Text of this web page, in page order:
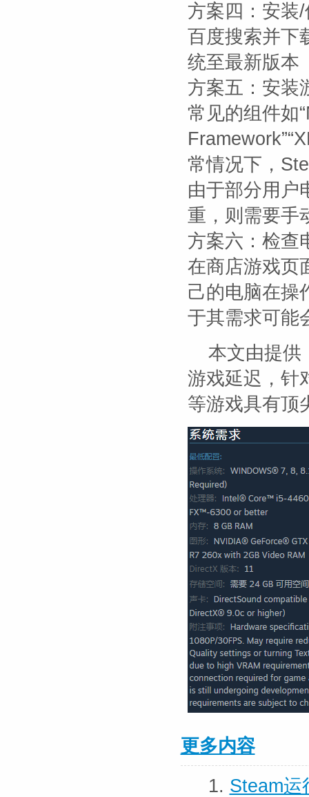
方案四：安装
百度搜索并下
统至最新版本
方案五：安装
常见的组件如
常情况下，
由于部分用户
重，则需要手
方案六：检查
在商店游戏页
己的电脑在操
于其需求可能
本文由提供
游戏延迟，针
等游戏具有顶
更多内容
1. Steam运